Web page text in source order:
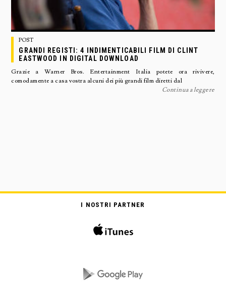
POST
GRANDI REGISTI: 4 INDIMENTICABILI FILM DI CLINT
EASTWOOD IN DIGITAL DOWNLOAD
Grazie a Warner Bros. Entertainment Italia potete ora rivivere,
comodamente a casa vostra alcuni dei più grandi film diretti dal
Continua a leggere
I NOSTRI PARTNER